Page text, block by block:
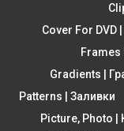
Cover For
Gradients |
Patterns | Заливки
Picture, Photo |